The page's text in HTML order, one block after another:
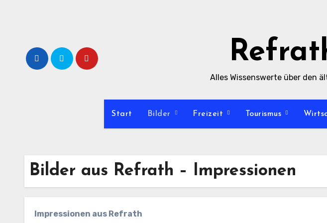
Alles Wissenswerte über den
Start Bilder Freizeit Tourismus
Bilder aus Refrath – Impressionen
Impressionen aus Refrath